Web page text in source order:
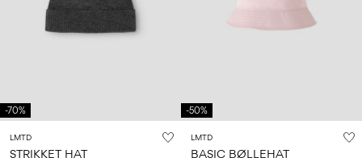
-70%
LMTD
STRIKKET HAT
-50%
LMTD
BASIC BØLLEHAT